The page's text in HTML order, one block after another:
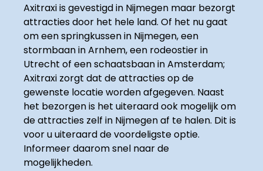
Axitraxi is gevestigd in Nijmegen maar bezorgt
attracties door het hele land. Of het nu gaat
om een springkussen in Nijmegen, een
stormbaan in Arnhem, een rodeostier in
Utrecht of een schaatsbaan in Amsterdam;
Axitraxi zorgt dat de attracties op de
gewenste locatie worden afgegeven. Naast
het bezorgen is het uiteraard ook mogelijk om
de attracties zelf in Nijmegen af te halen. Dit is
voor u uiteraard de voordeligste optie.
Informeer daarom snel naar de
mogelijkheden.